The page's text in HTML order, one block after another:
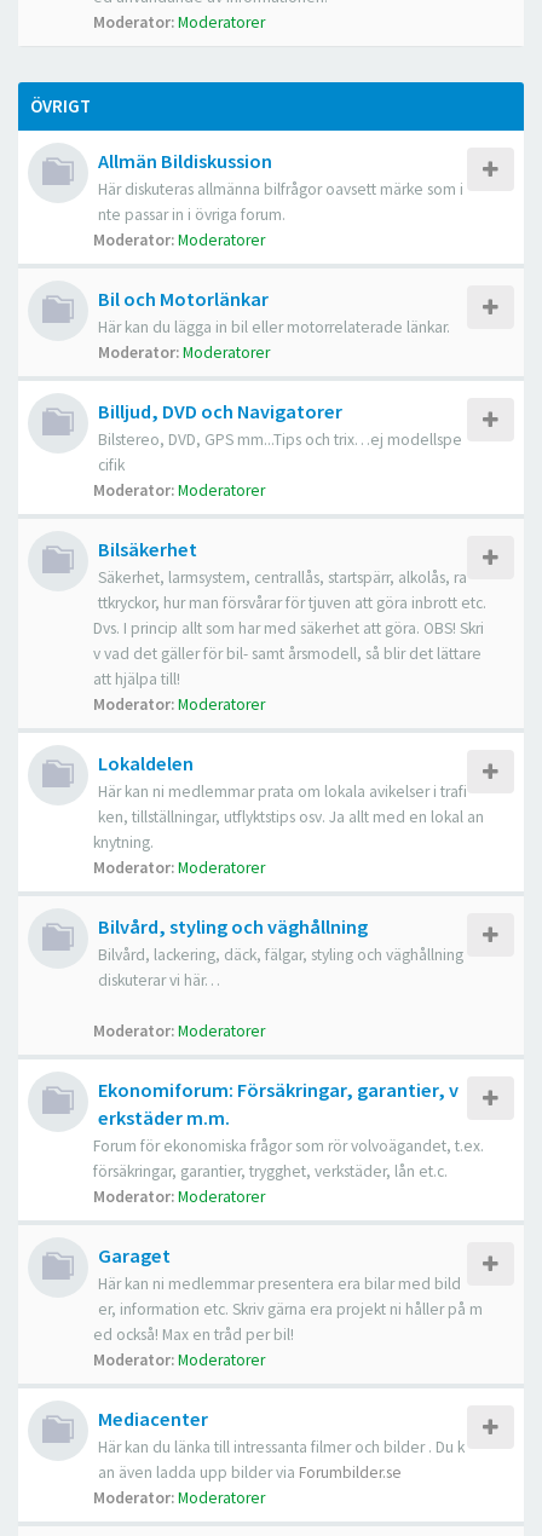
Moderator:Moderatorer
ÖVRIGT
Allmän Bildiskussion
Här diskuteras allmänna bilfrågor oavsett märke som i
nte passar in i övriga forum.
Moderator:Moderatorer
Bil och Motorlänkar
Här kan du lägga in bil eller motorrelaterade länkar.
Moderator:Moderatorer
Billjud, DVD och Navigatorer
Bilstereo, DVD, GPS mm...Tips och trix…ej modellspe
cifik
Moderator:Moderatorer
Bilsäkerhet
Säkerhet, larmsystem, centrallås, startspärr, alkolås, ra
ttkryckor, hur man försvårar för tjuven att göra inbrott etc.
Dvs. I princip allt som har med säkerhet att göra. OBS! Skri
v vad det gäller för bil- samt årsmodell, så blir det lättare
att hjälpa till!
Moderator:Moderatorer
Lokaldelen
Här kan ni medlemmar prata om lokala avikelser i trafi
ken, tillställningar, utflyktstips osv. Ja allt med en lokal an
knytning.
Moderator:Moderatorer
Bilvård, styling och väghållning
Bilvård, lackering, däck, fälgar, styling och väghållning
diskuterar vi här…
Moderator:Moderatorer
Ekonomiforum: Försäkringar, garantier, v
erkstäder m.m.
Forum för ekonomiska frågor som rör volvoägandet, t.ex.
försäkringar, garantier, trygghet, verkstäder, lån et.c.
Moderator:Moderatorer
Garaget
Här kan ni medlemmar presentera era bilar med bild
er, information etc. Skriv gärna era projekt ni håller på m
ed också! Max en tråd per bil!
Moderator:Moderatorer
Mediacenter
Här kan du länka till intressanta filmer och bilder . Du k
an även ladda upp bilder via Forumbilder.se
Moderator:Moderatorer